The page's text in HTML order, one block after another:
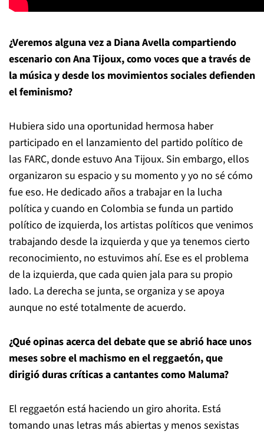
¿Veremos alguna vez a Diana Avella compartiendo
escenario con Ana Tijoux, como voces que a través de
la música y desde los movimientos sociales defienden
el feminismo?
Hubiera sido una oportunidad hermosa haber
participado en el lanzamiento del partido político de
las FARC, donde estuvo Ana Tijoux. Sin embargo, ellos
organizaron su espacio y su momento y yo no sé cómo
fue eso. He dedicado años a trabajar en la lucha
política y cuando en Colombia se funda un partido
político de izquierda, los artistas políticos que venimos
trabajando desde la izquierda y que ya tenemos cierto
reconocimiento, no estuvimos ahí. Ese es el problema
de la izquierda, que cada quien jala para su propio
lado. La derecha se junta, se organiza y se apoya
aunque no esté totalmente de acuerdo.
¿Qué opinas acerca del debate que se abrió hace unos
meses sobre el machismo en el reggaetón, que
dirigió duras críticas a cantantes como Maluma?
El reggaetón está haciendo un giro ahorita. Está
tomando unas letras más abiertas y menos sexistas